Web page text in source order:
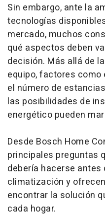
Sin embargo, ante la
tecnologías
mercado, muchos
qué aspectos deben
decisión. Más allá de
equipo, factores como
el número de
las posibilidades de
energético pueden
Desde Bosch Home
principales preguntas
debería hacerse
climatización y
encontrar la solución
cada hogar.